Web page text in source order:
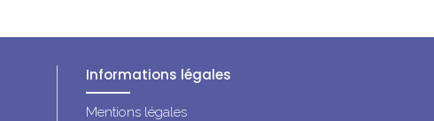
Informations légales
Mentions légales